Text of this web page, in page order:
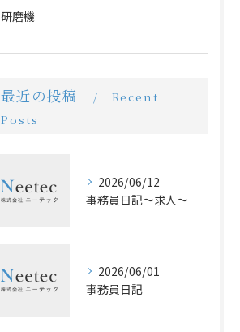
研磨機
最近の投稿
Recent
Posts
2026/06/12
事務員日記〜求人〜
2026/06/01
事務員日記